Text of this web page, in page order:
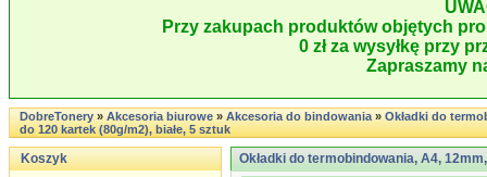
Przy zakupach produktów objętych
0 zł za wysyłkę przy
Zapraszamy
DobreTonery»Akcesoria biurowe»Akcesoria do bindowania»Okładki do
do 120 kartek (80g/m2), białe, 5 sztuk
Koszyk Okładki do termobindowania, A4,